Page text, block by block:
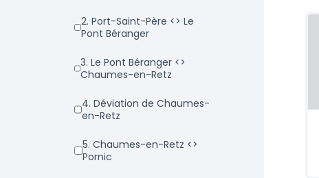
2. Port-Saint-Père <> Le
Pont Béranger
3. Le Pont Béranger <>
Chaumes-en-Retz
4. Déviation de Chaumes-
en-Retz
5. Chaumes-en-Retz <>
Pornic